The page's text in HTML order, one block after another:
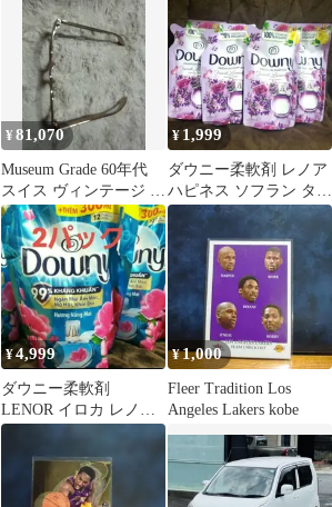
¥81,070
Museum Grade 60年代
スイス ヴィンテージ フ
レア(Flair)
¥ 1,999
ダウニー柔軟剤 レノア
ハピネス ソフラン タイ
ド P&G IROKA ラボン
¥4,999
ダウニー柔軟剤
LENOR イロカ レノア
ハピネス P&G フレア
¥1,000
Fleer Tradition Los
Angeles Lakers kobe